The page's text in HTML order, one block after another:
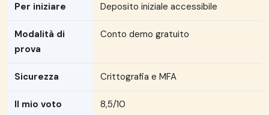
Per iniziare Deposito iniziale accessibile
Modalità di
prova
Conto demo gratuito
Sicurezza Crittografia e MFA
Il mio voto 8,5/10